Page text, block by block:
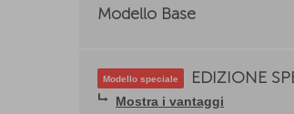
Modello Base
Modello speciale EDIZIONE
⮡ Mostra i vantaggi